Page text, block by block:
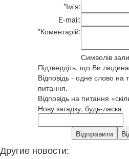
*Ім'я:
E-mail:
*Коментарій:
Символів
Підтвердіть, що Ви людина
Відповідь - одне слово на
питання.
Відповідь на питання
Нову загадку, будь-ласка
Другие новости: